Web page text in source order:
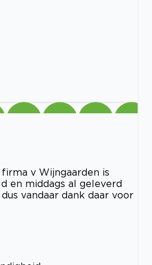
v Wijngaarden is
en middags al geleverd
vandaar dank daar voor